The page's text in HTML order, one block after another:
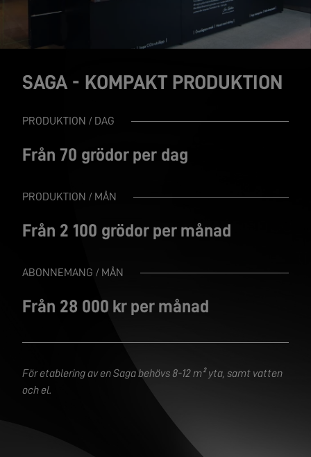
SAGA - KOMPAKT PRODUKTION
PRODUKTION / DAG
Från 70 grödor per dag
PRODUKTION / MÅN
Från 2 100 grödor per månad
ABONNEMANG / MÅN
Från 28 000 kr per månad
För etablering av en Saga behövs 8-12 m² yta, samt vatten
och el.